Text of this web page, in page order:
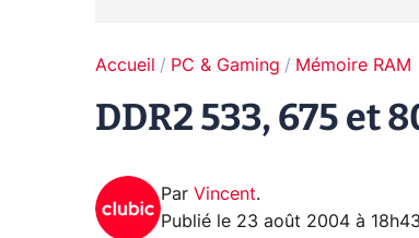
Accueil PC & Gaming Mémoire RAM
DDR2 533, 675 et
Par Vincent.
Publié le 23 août 2004 à 18h43